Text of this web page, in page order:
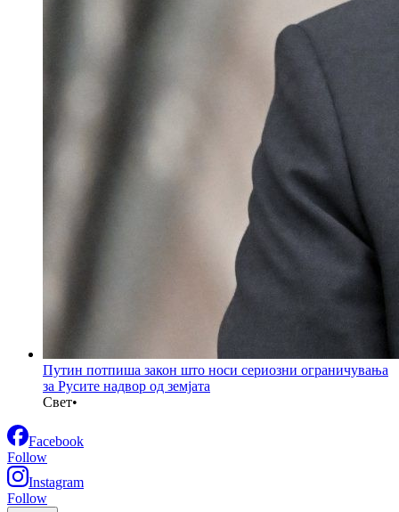
Путин потпиша закон што носи сериозни ограничувања
за Русите надвор од земјата
Свет•
Facebook
Follow
Instagram
Follow